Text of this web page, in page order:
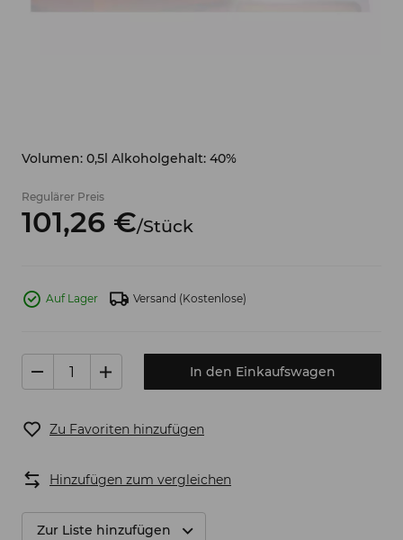
Volumen: 0,5l Alkoholgehalt: 40%
Regulärer Preis
101,26 €/Stück
Auf Lager Versand (Kostenlose)
In den Einkaufswagen
Zu Favoriten hinzufügen
Hinzufügen zum vergleichen
Zur Liste hinzufügen